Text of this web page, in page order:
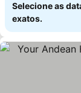
Selecione as
exatos.